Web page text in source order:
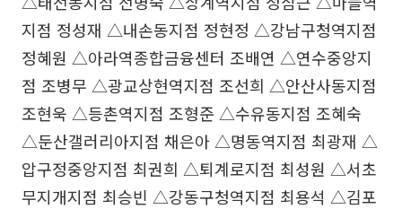
지점 정성재 △내손동지점 정현정 △강남구청역지점
정혜원 △아라역종합금융센터 조배연 △연수중앙지
점 조병무 △광교상현역지점 조선희 △안산사동지점
조현욱 △등촌역지점 조형준 △수유동지점 조혜숙
△둔산갤러리아지점 채은아 △명동역지점 최광재 △
압구정중앙지점 최권희 △퇴계로지점 최성원 △서초
무지개지점 최승빈 △강동구청역지점 최용석 △김포